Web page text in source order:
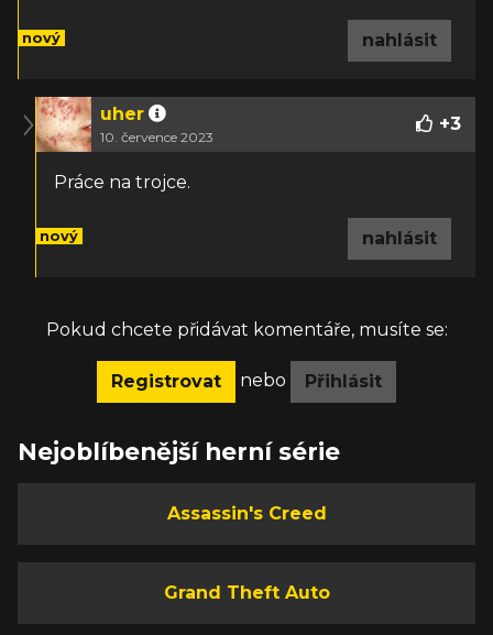
nový nahlásit
uher
10. července 2023
+3
Práce na trojce.
nový nahlásit
Pokud chcete přidávat komentáře, musíte se:
Registrovat nebo Přihlásit
Nejoblíbenější herní série
Assassin's Creed
Grand Theft Auto